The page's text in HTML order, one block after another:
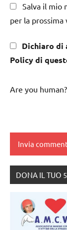
Salva il mio
per la prossima
Dichiaro di
Policy di
Are you
DONA IL TUO